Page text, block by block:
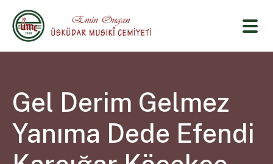
Gel Derim Gelmez
Yanıma Dede Efendi